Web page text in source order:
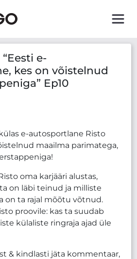
autosportlane, kes on võistelnud
e-
kes on võistelnud
Ep10
e-autosportlane Risto
maailma parimatega,
oma karjääri alustas,
on läbi teinud ja milliste
ta rajal mõõtu võtnud.
proovile: kas ta suudab
külaliste ringraja ajad üle
& kindlasti jäta kommentaar,